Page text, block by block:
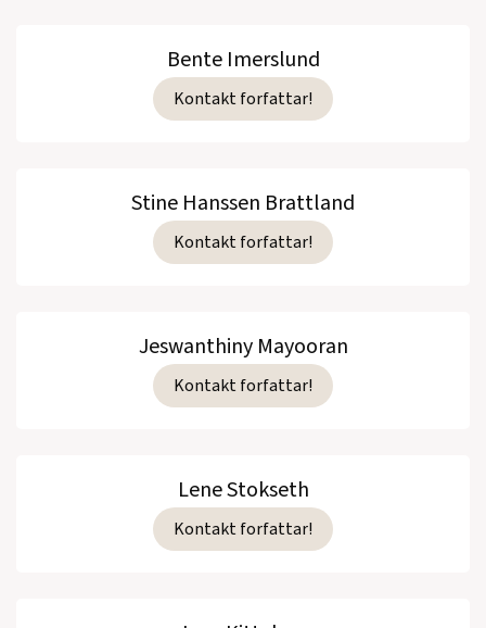
Bente Imerslund
Kontakt forfattar!
Stine Hanssen Brattland
Kontakt forfattar!
Jeswanthiny Mayooran
Kontakt forfattar!
Lene Stokseth
Kontakt forfattar!